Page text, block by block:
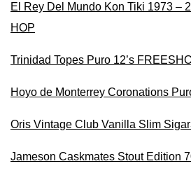
El Rey Del Mundo Kon Tiki 1973 –
HOP
Trinidad Topes Puro 12’s
Hoyo de Monterrey Coronations
Oris Vintage Club Vanilla Slim
Jameson Caskmates Stout Edition